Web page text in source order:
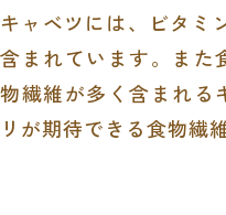
キャベツには、ビタミ
含まれています。また
物繊維が多く含まれる
リが期待できる食物繊維